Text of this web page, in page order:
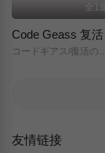
全1集
友情链接